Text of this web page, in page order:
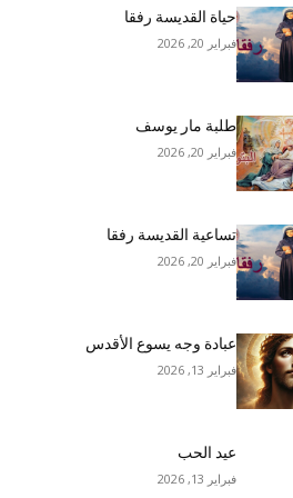
حياة القديسة رفقا
فبراير 20, 2026
طلبة مار يوسف
فبراير 20, 2026
تساعية القديسة رفقا
فبراير 20, 2026
عبادة وجه يسوع الأقدس
فبراير 13, 2026
عيد الحب
فبراير 13, 2026